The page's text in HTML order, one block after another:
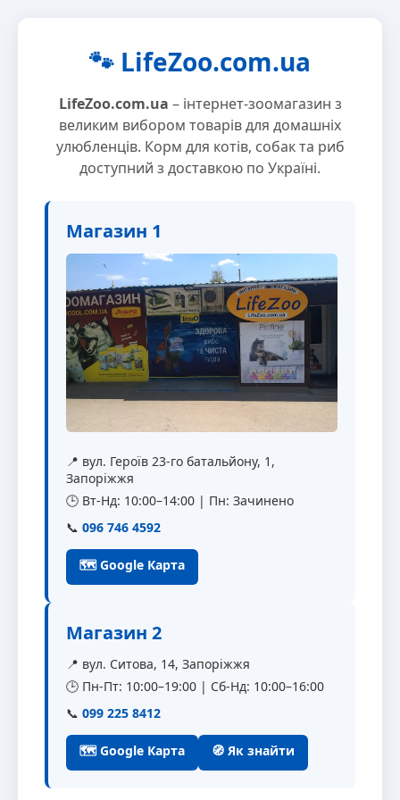
🐾 LifeZoo.com.ua
LifeZoo.com.ua – інтернет-зоомагазин з
великим вибором товарів для домашніх
улюбленців. Корм для котів, собак та риб
доступний з доставкою по Україні.
Магазин 1
📍 вул. Героїв 23-го батальйону, 1,
Запоріжжя
🕒 Вт-Нд: 10:00–14:00 | Пн: Зачинено
📞 096 746 4592
🗺 Google Карта
Магазин 2
📍 вул. Ситова, 14, Запоріжжя
🕒 Пн-Пт: 10:00–19:00 | Сб-Нд: 10:00–16:00
📞 099 225 8412
🗺 Google Карта 🧭 Як знайти